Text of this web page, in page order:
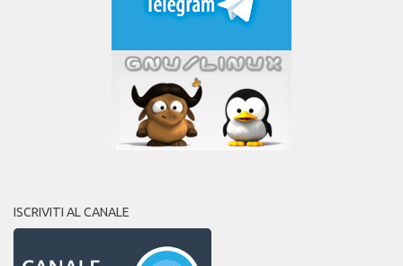
ISCRIVITI AL CANALE